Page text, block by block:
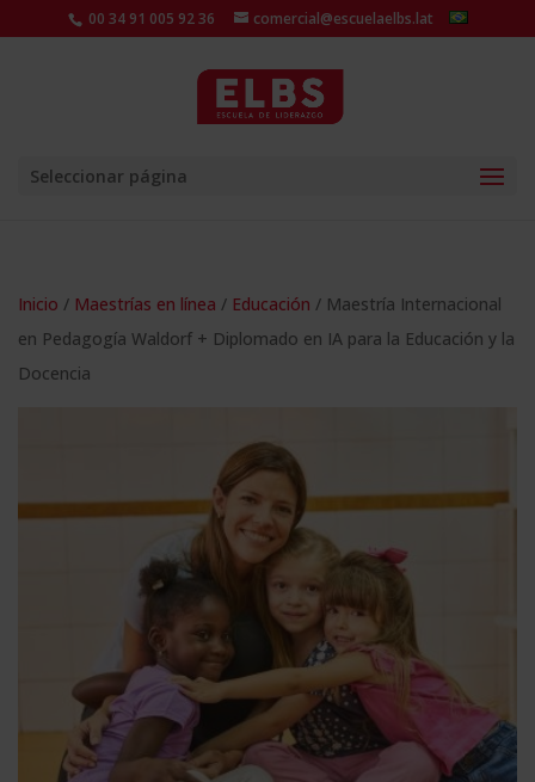
00 34 91 005 92 36 comercial@escuelaelbs.lat
Seleccionar página
Inicio / Maestrías en línea / Educación / Maestría Internacional
en Pedagogía Waldorf + Diplomado en IA para la Educación y la
Docencia